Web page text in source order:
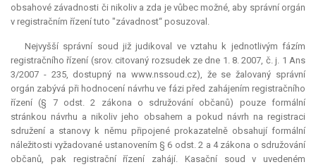
obsahové závadnosti či nikoliv a zda je vůbec možné, aby správní orgán
v registračním řízení tuto "závadnost“ posuzoval.
Nejvyšší správní soud již judikoval ve vztahu k jednotlivým fázím
registračního řízení (srov. citovaný rozsudek ze dne 1. 8. 2007, č. j. 1 Ans
3/2007 - 235, dostupný na www.nssoud.cz), že se žalovaný správní
orgán zabývá při hodnocení návrhu ve fázi před zahájením registračního
řízení (§ 7 odst. 2 zákona o sdružování občanů) pouze formální
stránkou návrhu a nikoliv jeho obsahem a pokud návrh na registraci
sdružení a stanovy k němu připojené prokazatelně obsahují formální
náležitosti vyžadované ustanovením § 6 odst. 2 a 4 zákona o sdružování
občanů, pak registrační řízení zahájí. Kasační soud v uvedeném